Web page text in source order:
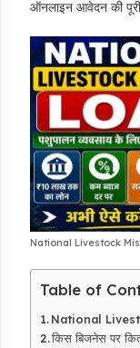
ऑनलाइन आवेदन की
National Livestock
Table of
National
किस बिजनेस पर